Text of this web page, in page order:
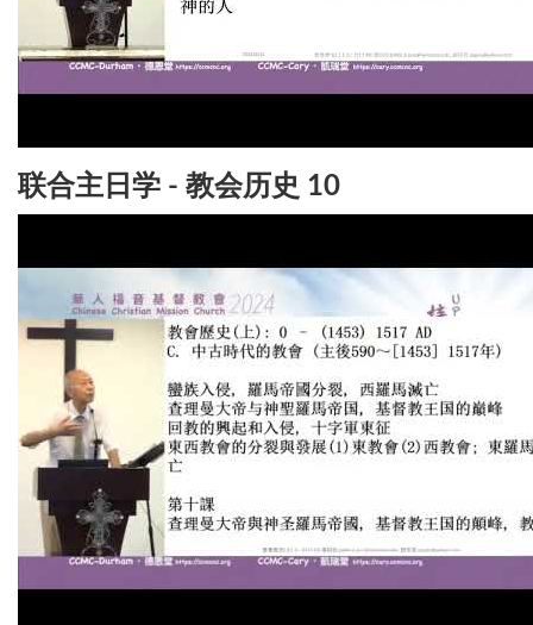
联合主日学 - 教会历史 10